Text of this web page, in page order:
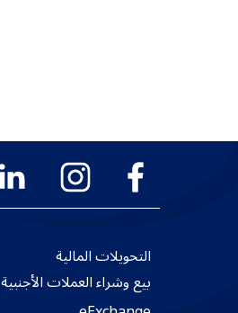
التحويلات المالية
بيع وشراء العملات الأجنبية